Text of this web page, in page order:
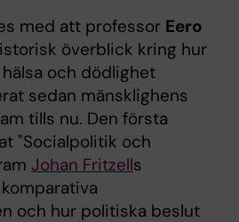
med att professor Eero
överblick kring hur
och dödlighet
sedan mänsklighens
tills nu. Den första
"Socialpolitik och
Johan Fritzells
och hur politiska beslut